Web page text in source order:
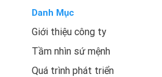
Danh Mục
Giới thiệu công ty
Tầm nhìn sứ mệnh
Quá trình phát triển